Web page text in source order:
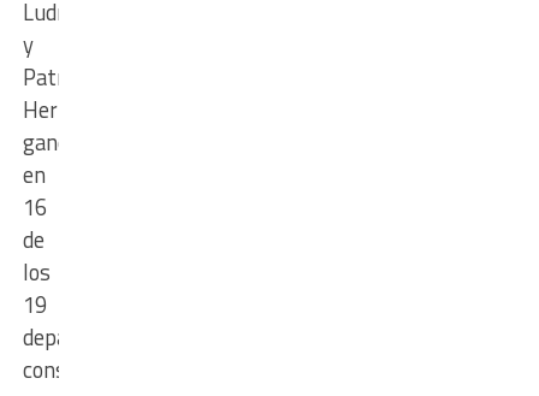
Ludmer
y
Patricia
Hernández,
ganó
en
16
de
los
19
departamentos,
consolidando